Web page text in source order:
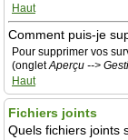
Haut
Comment puis-je
Pour supprimer vos
(ongletAperçu -->
Haut
Fichiers joints
Quels fichiers joints